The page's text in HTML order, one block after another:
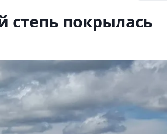
степь покрылась